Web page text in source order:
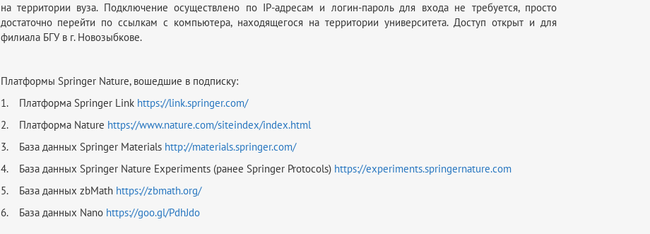
на территории вуза. Подключение осуществлено по IP-адресам и логин-пароль для входа не требуется, просто
достаточно перейти по ссылкам с компьютера, находящегося на территории университета. Доступ открыт и для
филиала БГУ в г. Новозыбкове.
Платформы Springer Nature, вошедшие в подписку:
1. Платформа Springer Link https://link.springer.com/
2. Платформа Nature https://www.nature.com/siteindex/index.html
3. База данных Springer Materials http://materials.springer.com/
4. База данных Springer Nature Experiments (ранее Springer Protocols) https://experiments.springernature.com
5. База данных zbMath https://zbmath.org/
6. База данных Nano https://goo.gl/PdhJdo